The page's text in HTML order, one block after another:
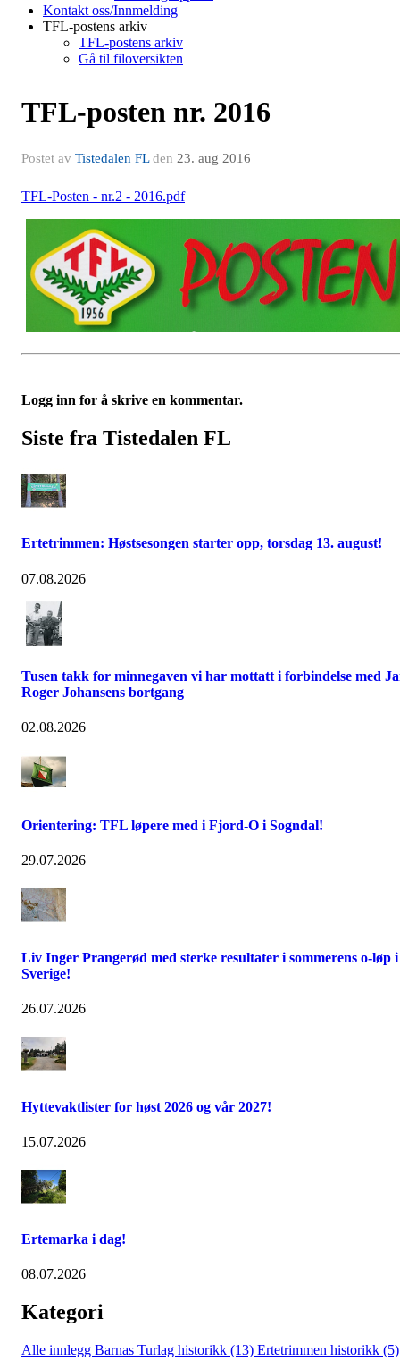
Kontakt oss/Innmelding
TFL-postens arkiv
TFL-postens arkiv
Gå til filoversikten
TFL-posten nr. 2016
Postet av Tistedalen FLden 23. aug 2016
TFL-Posten - nr.2 - 2016.pdf
Logg inn for å skrive en kommentar.
Siste fra Tistedalen FL
Ertetrimmen: Høstsesongen starter opp, torsdag 13. august!
07.08.2026
Tusen takk for minnegaven vi har mottatt i forbindelse med
Roger Johansens bortgang
02.08.2026
Orientering: TFL løpere med i Fjord-O i Sogndal!
29.07.2026
Liv Inger Prangerød med sterke resultater i sommerens o-løp i
Sverige!
26.07.2026
Hyttevaktlister for høst 2026 og vår 2027!
15.07.2026
Ertemarka i dag!
08.07.2026
Kategori
Alle innlegg Barnas Turlag historikk (13) Ertetrimmen historikk (5)